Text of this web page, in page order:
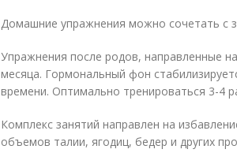
Домашние упражнения можно сочетать с
Упражнения после родов, направленные
месяца. Гормональный фон
времени. Оптимально тренироваться 3-4
Комплекс занятий направлен на
объемов талии, ягодиц, бедер и других